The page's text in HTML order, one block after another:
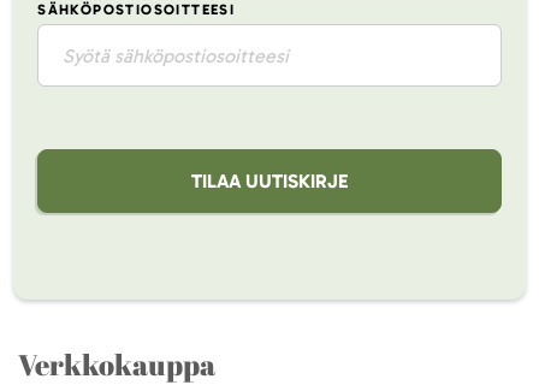
SÄHKÖPOSTIOSOITTEESI
TILAA UUTISKIRJE
Verkkokauppa